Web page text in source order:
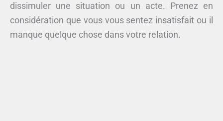
dissimuler une situation ou un acte. Prenez en
considération que vous vous sentez insatisfait ou il
manque quelque chose dans votre relation.